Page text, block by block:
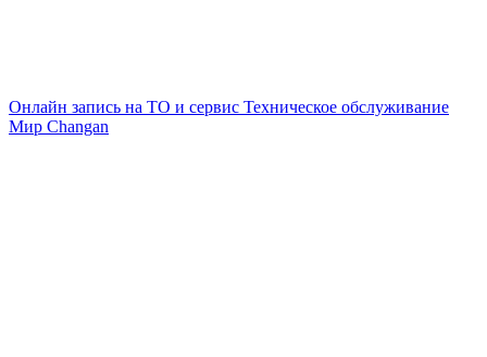
Онлайн запись на ТО и сервис Техническое обслуживание
Мир Changan